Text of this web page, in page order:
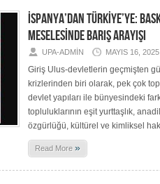
İSPANYA’DAN TÜRKİYE’YE:
MESELESİNDE BARIŞ ARAYIŞI
UPA-ADMIN MAYIS 16, 2025
Giriş Ulus-devletlerin geçmişten
krizlerinden biri olarak, pek çok
devlet yapıları ile bünyesindeki
topluluklarının eşit yurttaşlık,
özgürlüğü, kültürel ve kimliksel
Read More »